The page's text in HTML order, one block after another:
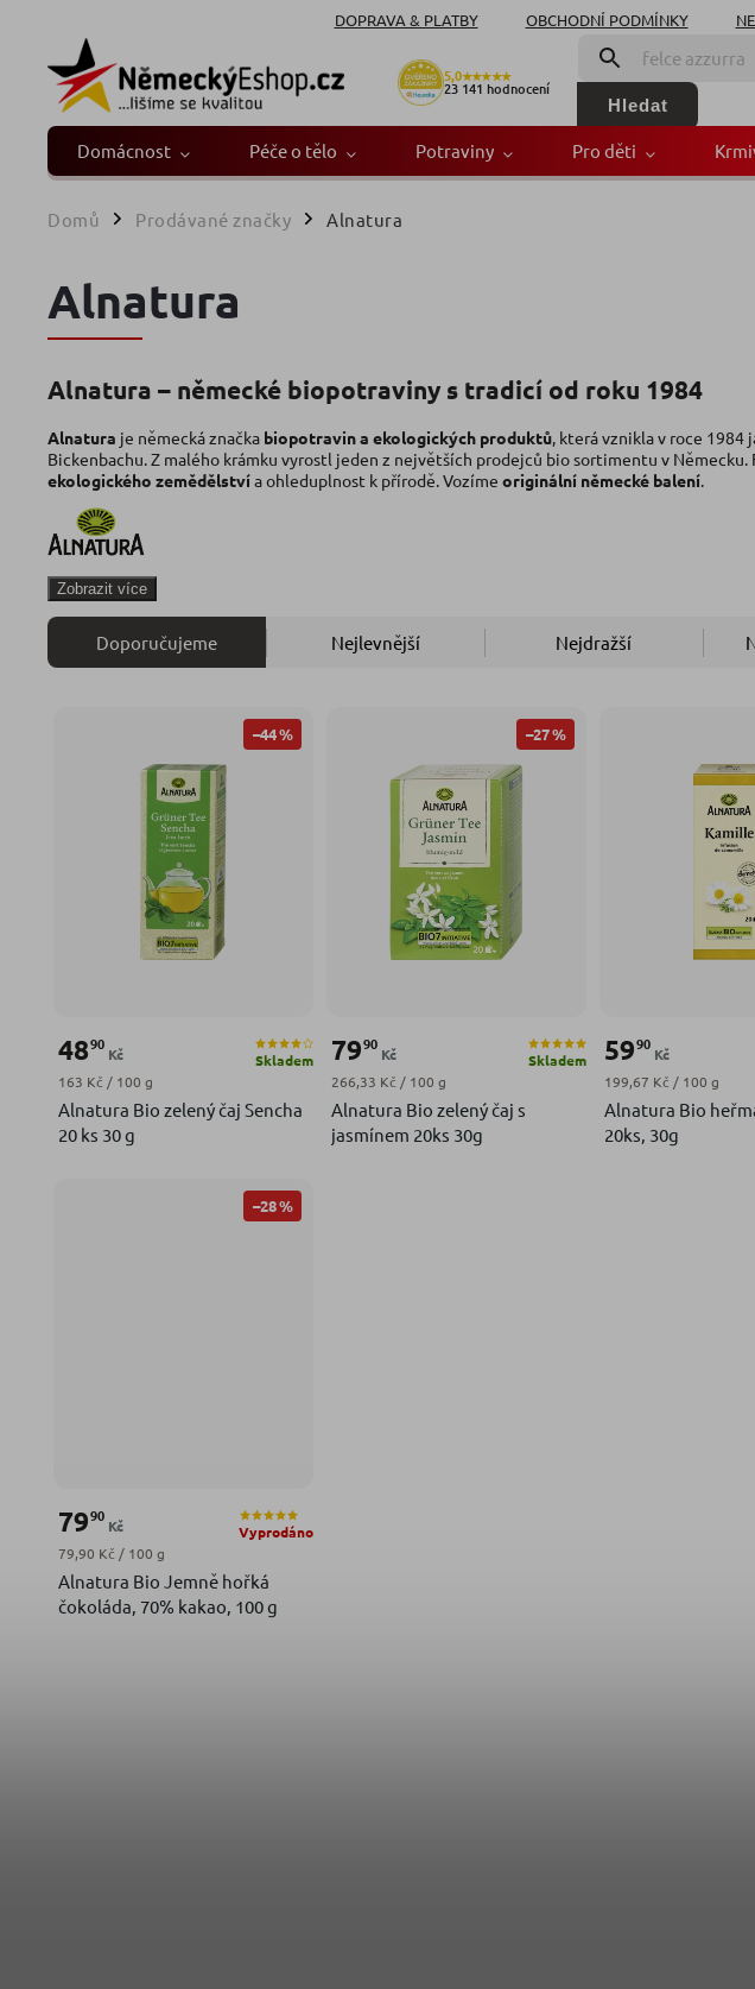
DOPRAVA & PLATBY OBCHODNÍ PODMÍNKY
5,0★★★★★
23 141 hodnocení
Hledat
Domácnost Péče o tělo Potraviny Pro děti
Domů / Prodávané značky / Alnatura
Alnatura
Alnatura – německé biopotraviny s tradicí od roku 1984
Alnatura je německá značka biopotravin a ekologických produktů, která vznikla v roce 1984
Bickenbachu. Z malého krámku vyrostl jeden z největších prodejců bio sortimentu v
ekologického zemědělstvía ohleduplnost k přírodě. Vozíme originální německé balení.
Zobrazit více
Doporučujeme Nejlevnější Nejdražší
–44 %
Alnatura Bio zelený čaj Sencha
20 ks 30 g
Skladem
4890
Kč
Měrná cena:
163 Kč / 100 g
–27 %
Alnatura Bio zelený čaj s
jasmínem 20ks 30g
Skladem
7990
Kč
Měrná cena:
266,33 Kč / 100 g
Alnatura Bio
20ks, 30g
5990
Kč
Měrná cena:
199,67 Kč / 100 g
–28 %
Alnatura Bio Jemně hořká
čokoláda, 70% kakao, 100 g
Vyprodáno
7990
Kč
Měrná cena:
79,90 Kč / 100 g